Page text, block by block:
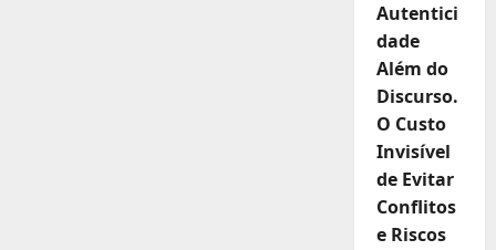
Autentici
dade
Além do
Discurso.
O Custo
Invisível
de Evitar
Conflitos
e Riscos